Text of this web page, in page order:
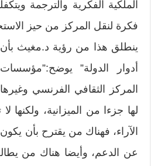
فكرة لنقل المركز من حيز
أدوار
عن الدعم،‮ ‬وأيضا هناك